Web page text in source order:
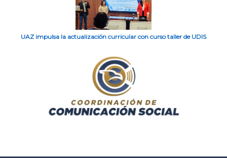
UAZ impulsa la actualización curricular con curso taller de UDIS